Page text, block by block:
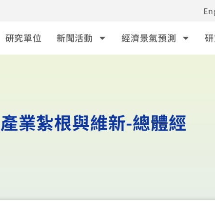
研究單位 新聞活動 經濟景氣預測
業紮根與維新-總體經